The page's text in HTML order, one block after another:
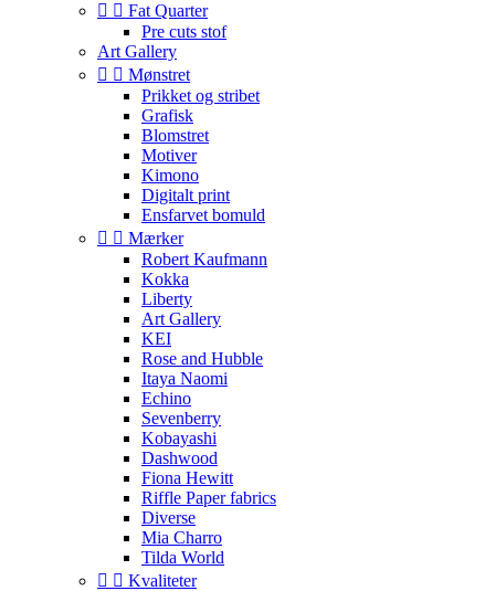
  Fat Quarter
Pre cuts stof
Art Gallery
  Mønstret
Prikket og stribet
Grafisk
Blomstret
Motiver
Kimono
Digitalt print
Ensfarvet bomuld
  Mærker
Robert Kaufmann
Kokka
Liberty
Art Gallery
KEI
Rose and Hubble
Itaya Naomi
Echino
Sevenberry
Kobayashi
Dashwood
Fiona Hewitt
Riffle Paper fabrics
Diverse
Mia Charro
Tilda World
  Kvaliteter